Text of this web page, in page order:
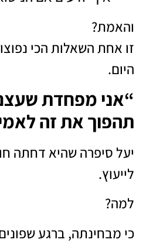
והאמת?
זו אחת השאלות הכי
היום.
“אני מפחדת
תהפוך את זה
יעל סיפרה שהיא דחתה
לייעוץ.
למה?
כי מבחינתה, ברגע שפונים